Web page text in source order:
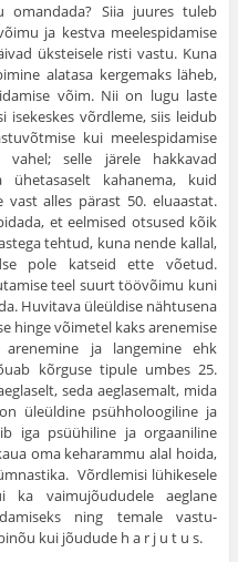
omandada? Siia juures tuleb
ja kestva meelespidamise
üksteisele risti vastu. Kuna
alatasa kergemaks läheb,
võim. Nii on lugu laste
isekeskes võrdleme, siis leidub
kui meelespidamise
vahel; selle järele hakkavad
kahanema, kuid
vast alles pärast 50. elu­aastat.
et eel­mised otsused kõik
tehtud, kuna nende kallal,
pole katseid ette võetud.
teel suurt töövõimu kuni
Huvitava üleüldise nähtusena
hinge võimetel kaks arenemise
ja lange­mine ehk
kõrguse tipule umbes 25.
seda aeglasemalt, mida
üleüldine psühholoogiline ja
iga psüühiline ja orgaaniline
oma keharammu alal hoida,
Võrdlemisi lühikesele
vaimujõududele aeglane
ning temale vastu­
kui jõudude h a r j u t u s.